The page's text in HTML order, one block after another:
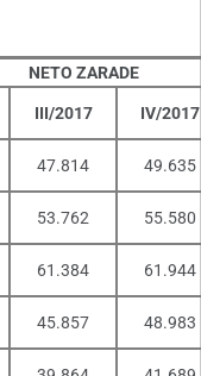
NETO ZARADE
III/2017 IV/2017
47.814 49.635
53.762 55.580
61.384 61.944
45.857 48.983